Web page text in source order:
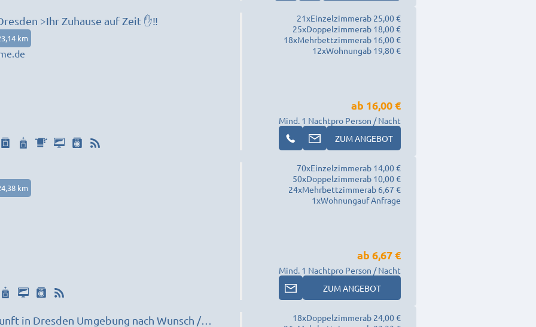
>Ihr Zuhause auf Zeit ✋‼️
km
21xEinzelzimmerab 25,00 €
25xDoppelzimmerab 18,00 €
18xMehrbettzimmerab 16,00 €
12xWohnungab 19,80 €
Mind. 1 Nacht
ab 16,00 €
pro Person / Nacht
ZUM ANGEBOT
km
70xEinzelzimmerab 14,00 €
50xDoppelzimmerab 10,00 €
24xMehrbettzimmerab 6,67 €
1xWohnungauf Anfrage
Mind. 1 Nacht
ab 6,67 €
pro Person / Nacht
ZUM ANGEBOT
in Dresden Umgebung nach Wunsch / 18xDoppelzimmerab 24,00 €